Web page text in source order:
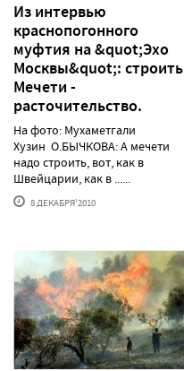
Из интервью
краснопогонного
муфтия на &quot;Эхо
Москвы&quot;: строить
Мечети -
расточительство.
На фото: Мухаметгали
Хузин О.БЫЧКОВА: А мечети
надо строить, вот, как в
Швейцарии, как в ......
8 ДЕКАБРЯ'2010